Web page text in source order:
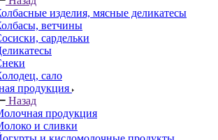
изделия, мясные деликатесы
ветчины
сардельки
сало
продукция
Назад
продукция
и сливки